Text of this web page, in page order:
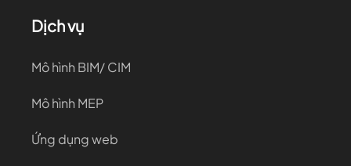
Dịch vụ
Mô hình BIM/ CIM
Mô hình MEP
Ứng dụng web